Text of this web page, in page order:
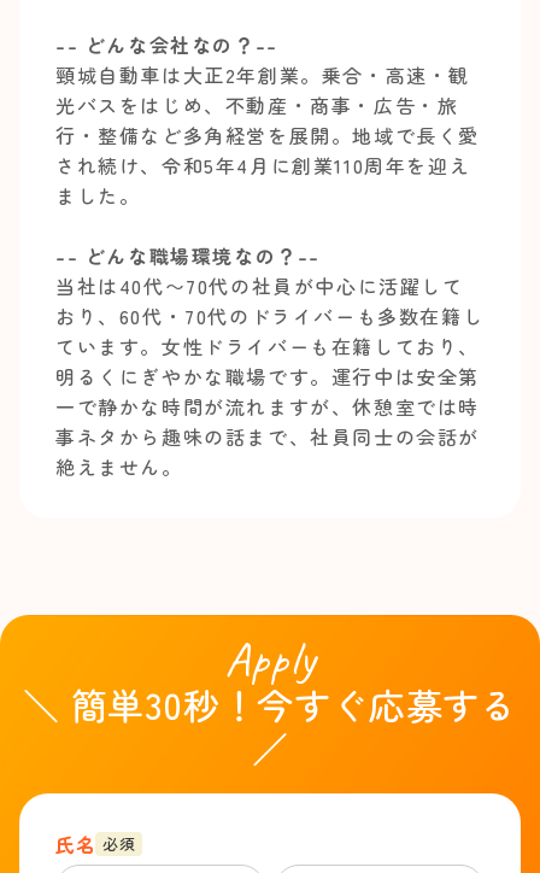
-- どんな会社なの？--
頸城自動車は大正2年創業。乗合・高速・観
光バスをはじめ、不動産・商事・広告・旅
行・整備など多角経営を展開。地域で長く愛
され続け、令和5年4月に創業110周年を迎え
ました。
-- どんな職場環境なの？--
当社は40代〜70代の社員が中心に活躍して
おり、60代・70代のドライバーも多数在籍し
ています。女性ドライバーも在籍しており、
明るくにぎやかな職場です。運行中は安全第
一で静かな時間が流れますが、休憩室では時
事ネタから趣味の話まで、社員同士の会話が
絶えません。
Apply
＼ 簡単30秒！今すぐ応募する
／
氏名 必須